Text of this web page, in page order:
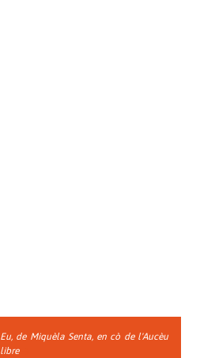
Eu, de Miquèla Senta, en cò de l'Aucèu
libre